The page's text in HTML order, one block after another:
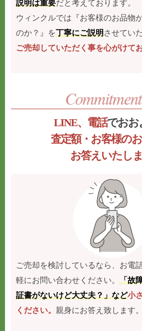
説明は重要だと考えております。
ウィンクルでは『お客様のお品物
のか？』を丁寧にご説明させてい
ご売却していただく事を心がけて
LINE、電話でおお
査定額・お客様の
お答えいたし
ご売却を検討しているなら、お電
軽にお問い合わせください。「故
証書がないけど大丈夫？」など小
ください。 親身にお答え致します。